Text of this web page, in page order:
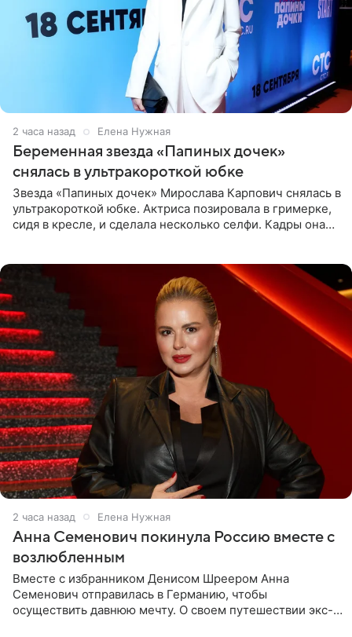
2 часа назад Елена Нужная
Беременная звезда «Папиных дочек»
снялась в ультракороткой юбке
Звезда «Папиных дочек» Мирослава Карпович снялась в
ультракороткой юбке. Актриса позировала в гримерке,
сидя в кресле, и сделала несколько селфи. Кадры она
2 часа назад Елена Нужная
Анна Семенович покинула Россию вместе с
возлюбленным
Вместе с избранником Денисом Шреером Анна
Семенович отправилась в Германию, чтобы
осуществить давнюю мечту. О своем путешествии экс-